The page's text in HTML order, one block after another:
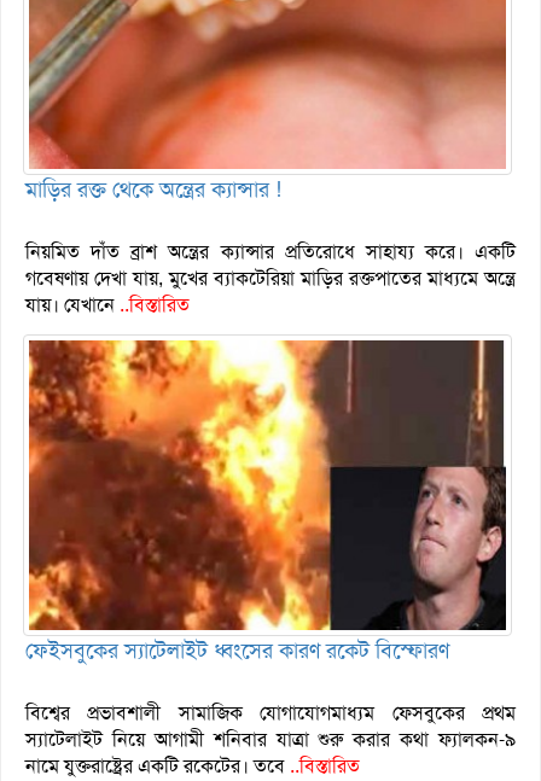
মাড়ির রক্ত থেকে অন্ত্রের ক্যান্সার !
নিয়মিত দাঁত ব্রাশ অন্ত্রের ক্যান্সার প্রতিরোধে সাহায্য করে। একটি
গবেষণায় দেখা যায়, মুখের ব্যাকটেরিয়া মাড়ির রক্তপাতের মাধ্যমে অন্ত্রে
যায়। যেখানে ..বিস্তারিত
ফেইসবুকের স্যাটেলাইট ধ্বংসের কারণ রকেট বিস্ফোরণ
বিশ্বের প্রভাবশালী সামাজিক যোগাযোগমাধ্যম ফেসবুকের প্রথম
স্যাটেলাইট নিয়ে আগামী শনিবার যাত্রা শুরু করার কথা ফ্যালকন-৯
নামে যুক্তরাষ্ট্রের একটি রকেটের। তবে ..বিস্তারিত